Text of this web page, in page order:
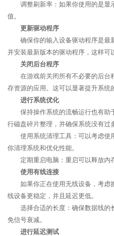
调整刷新率：如果你使用的是显
值。
更新驱动程序
确保你的输入设备驱动程序是最
并安装最新版本的驱动程序，这样可
关闭后台程序
在游戏前关闭所有不必要的后台
存资源的应用。这可以显著提升系统
进行系统优化
保持操作系统的流畅运行也有助
行磁盘碎片整理，并确保系统没有过
使用系统清理工具：可以考虑使
你清理系统和优化性能。
定期重启电脑：重启可以释放内
使用有线连接
如果你正在使用无线设备，考虑
线设备更稳定，并且延迟更低。
选择合适的长度：确保数据线的
免信号衰减。
进行延迟测试